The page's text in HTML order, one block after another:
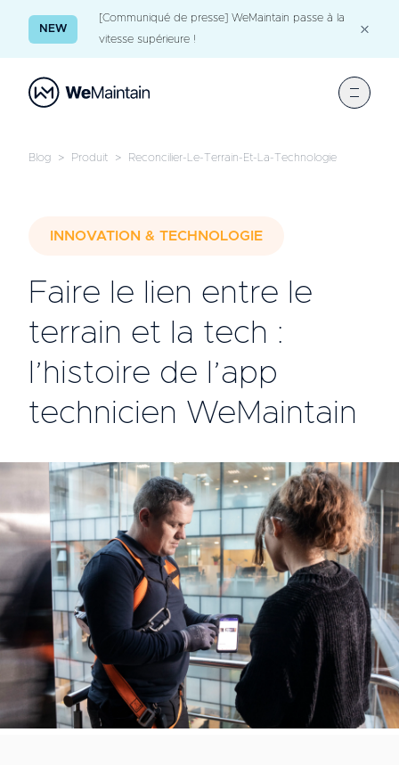
NEW
[Communiqué de presse] WeMaintain passe à la
vitesse supérieure !
Blog > Produit > Reconcilier-Le-Terrain-Et-La-Technologie
INNOVATION & TECHNOLOGIE
Faire le lien entre le
terrain et la tech :
l’histoire de l’app
technicien WeMaintain